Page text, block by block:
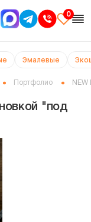
0
Эмалевые
Портфолио NEW
"под